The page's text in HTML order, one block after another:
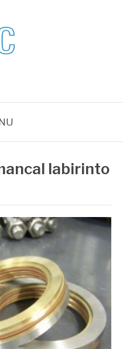
labirinto